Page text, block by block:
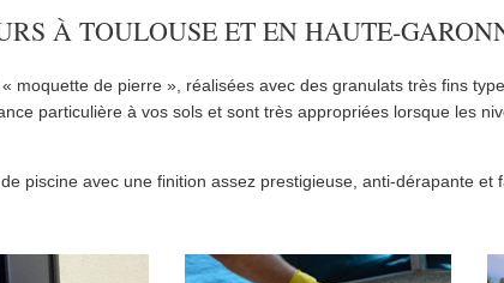
À TOULOUSE ET EN HAUTE-
moquette de pierre », réalisées avec des granulats très fins
particulière à vos sols et sont très appropriées lorsque les
piscine avec une finition assez prestigieuse, anti-dérapante et